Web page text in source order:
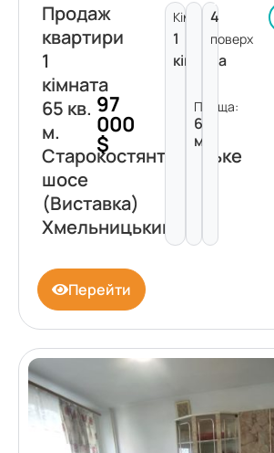
Продаж
квартири
1
кімната
65 кв.
м.
Старокостянтинівське
шосе
(Виставка)
Хмельницький
97
000
$
Кімнат:
1
кімната
Площа:
65
м²
4
поверх
Перейти